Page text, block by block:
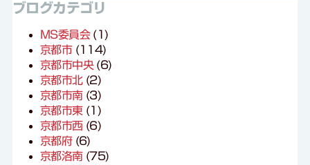
ブログカテゴリ
MS委員会(1)
京都市(114)
京都市中央(6)
京都市北(2)
京都市南(3)
京都市東(1)
京都市西(6)
京都府(6)
京都洛南(75)